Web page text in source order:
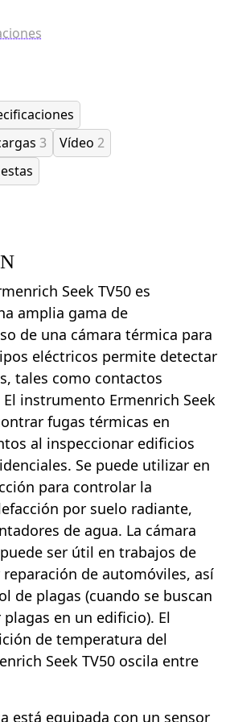
3 Vídeo 2
Seek TV50 es
amplia gama de
de una cámara térmica para
eléctricos permite detectar
tales como contactos
instrumento Ermenrich Seek
fugas térmicas en
al inspeccionar edificios
Se puede utilizar en
para controlar la
por suelo radiante,
de agua. La cámara
ser útil en trabajos de
de automóviles, así
de plagas (cuando se buscan
en un edificio). El
de temperatura del
Seek TV50 oscila entre
está equipada con un sensor